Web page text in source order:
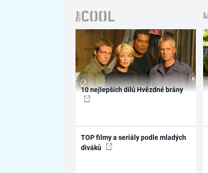
10 nejlepších dílů Hvězdné brány
TOP filmy a seriály podle mladých
diváků